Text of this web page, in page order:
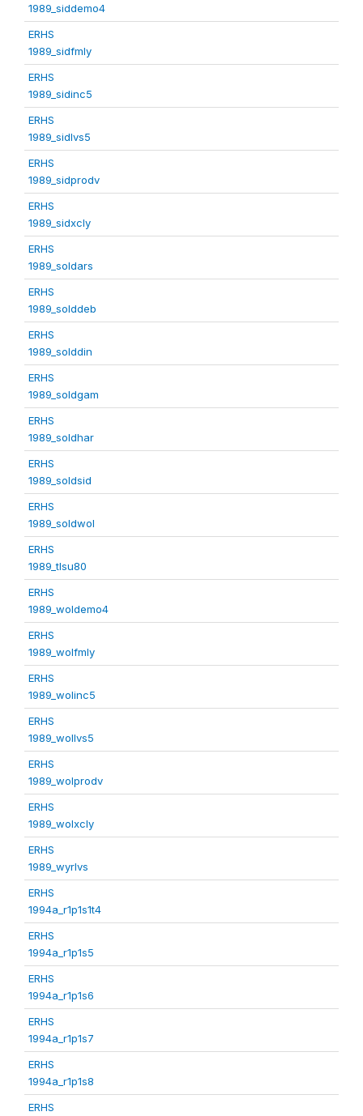
1989_siddemo4
ERHS
1989_sidfmly
ERHS
1989_sidinc5
ERHS
1989_sidlvs5
ERHS
1989_sidprodv
ERHS
1989_sidxcly
ERHS
1989_soldars
ERHS
1989_solddeb
ERHS
1989_solddin
ERHS
1989_soldgam
ERHS
1989_soldhar
ERHS
1989_soldsid
ERHS
1989_soldwol
ERHS
1989_tlsu80
ERHS
1989_woldemo4
ERHS
1989_wolfmly
ERHS
1989_wolinc5
ERHS
1989_wollvs5
ERHS
1989_wolprodv
ERHS
1989_wolxcly
ERHS
1989_wyrlvs
ERHS
1994a_r1p1s1t4
ERHS
1994a_r1p1s5
ERHS
1994a_r1p1s6
ERHS
1994a_r1p1s7
ERHS
1994a_r1p1s8
ERHS